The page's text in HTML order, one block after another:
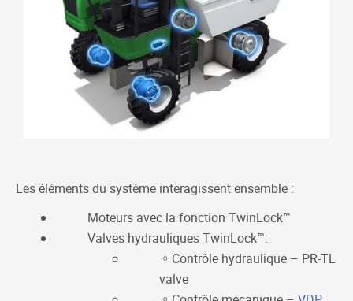
Les éléments du système interagissent ensemble :
Moteurs avec la fonction TwinLock™
Valves hydrauliques TwinLock™:
Contrôle hydraulique – PR-TL
valve